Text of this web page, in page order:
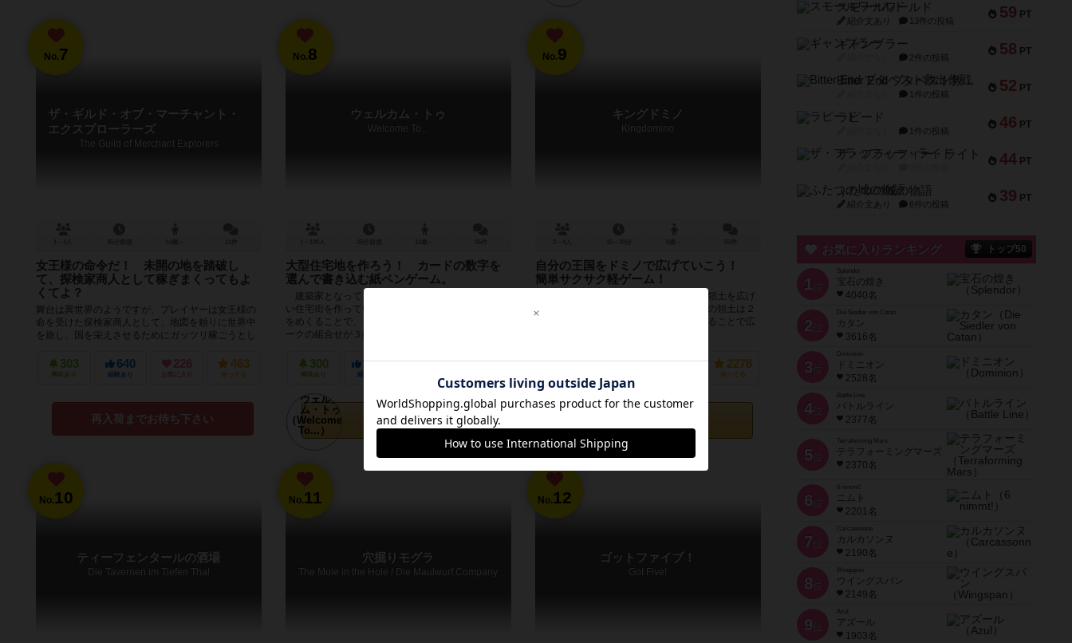
No.7
ザ・ギルド・オブ・マーチャント・
エクスプローラーズ
The Guild of Merchant Explorers
女王様の命令だ！ 未開の地を踏破し
て、探検家商人として稼ぎまくってもよ
くてよ？
舞台は異世界のようですが、プレイヤーは女王様の
命を受けた探検家商人として、地図を頼りに世界中
を旅し、国を栄えさせるためにガッツリ稼ごうとし
303
興味あり
640
経験あり
226
お気に入り
463
持ってる
再入荷までお待ち下さい
No.8
ウェルカム・トゥ
Welcome To...
大型住宅地を作ろう！ カードの数字を
選んで書き込む紙ペンゲーム。
建築家となって、担当する３つの通りに素晴らし
い住宅街を作っていく紙ペンゲーム。 3つの山札
をめくることで、カードの裏表に書かれた数字とマ
ークの組合せが３組できます。...
300
興味あり
1479
経験あり
365 869
カートに追加する
3,300円（税込）
No.9
キングドミノ
Kingdomino
自分の王国をドミノで広げていこう！
簡単サクサク軽ゲーム！
プレイヤーは国王となり、自分の王国の領土を広げ
ていかなければなりません。そして、その領土は２
つの土地がくっついた『ドミノ』を並べることで広
924 4129 919 2278
持ってる
3,300円（税込）
No. 10
ティーフェンタールの酒場
Die Tavernen im Tiefen Thal
No. 11
穴掘りモグラ
The Mole in the Hole / Die Maulwurf Company
No. 12
ゴットファイブ！
Got Five!
59 PT
スモールワールド
紹介文あり 13件の投稿
58 PT
ギャンブラー
2件の投稿
52 PT
Bitter End ブタペスト救出作戦
1件の投稿
46 PT
ラピード
1件の投稿
44 PT
ザ・フラッフィー・ライト
39 PT
ふたつの城の物語
紹介文あり 6件の投稿
お気に入りランキング トップ50
1 位
宝石の煌き
4040名
2 位
Die Siedler von Catan
カタン
3616名
3 位
ドミニオン
2528名
4位
Battle Line
バトルライン
2377名
5 位
Terraforming Mars
テラフォーミングマーズ
2370名
6 位
ニムト
2201名
7 位
Carcassonne
カルカソンヌ
2190名
8 位
Wingspan
ウイングスパン
2149名
9 位
Azul
アズール
1903名